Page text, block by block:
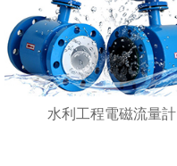
水利工程電磁流量計